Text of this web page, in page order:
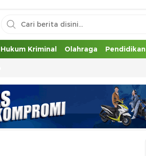
Hukum Kriminal Olahraga Pendidikan